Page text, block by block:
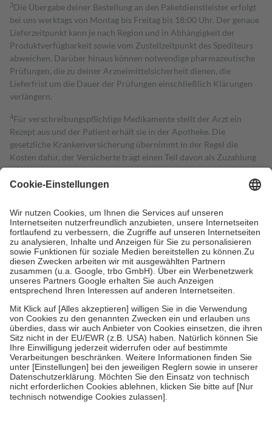
3Die Übergabe deiner Bestellung an den Paketdienstleister erfolgt
bei uns werktags von Montag bis Freitag bis 18:00 Uhr. Der genaue
Lieferzeitpunkt kann je nach Region und in Abhängigkeit der
Produktverfügbarkeit sowie vom Zustellzeitpunkt des Spediteurs
abweichen. Darüber hinaus können notwendige pharmazeutische
Prüfungen, die zu deiner Arzneimittelsicherheit dienen, die
Lieferfrist um die Dauer der Prüfungen einschließlich Klärungen
verlängern.
4Für verschreibungspflichtige Medikamente stellt der Arzt ein
Rezept aus und der Patient erhält sie in der Apotheke. Die
gesetzliche Krankenversicherung übernimmt in der Regel die
Kosten dafür, der Versicherte trägt einen Teil davon als Zuzahlung
mit.
Grundsätzlich leisten Mitglieder Zuzahlungen in Höhe von zehn
höchstens zehn Euro.
Es sind jedoch nie mehr als die tatsächlichen
Kosten der Leistung zu entrichten.
Diese Regeln gelten grundsätzlich auch für Online-Apotheken.
Bei Heilmitteln und häuslicher Krankenpflege beträgt die
Zuzahlung zehn Prozent der Kosten sowie zehn Euro je
Verordnung.
Um das Engagement der Versicherten für ihre eigene Gesundheit zu
stärken und die besondere Stellung der Familie zu unterstützen,
fallenkeine Zuzahlungenan bei:
• Kindern und Jugendlichen bis zum vollendeten 18. Lebensjahr
mit Ausnahme der Fahrkosten
• Untersuchungen zur Vorsorge und Früherkennung, die von der
GKV getragen werden
• empfohlenen Schutzimpfungen
• Harn- und Blutteststreifen